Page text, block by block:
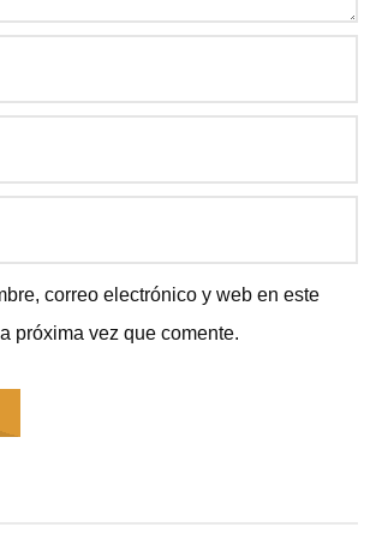
correo electrónico y web en este
próxima vez que comente.